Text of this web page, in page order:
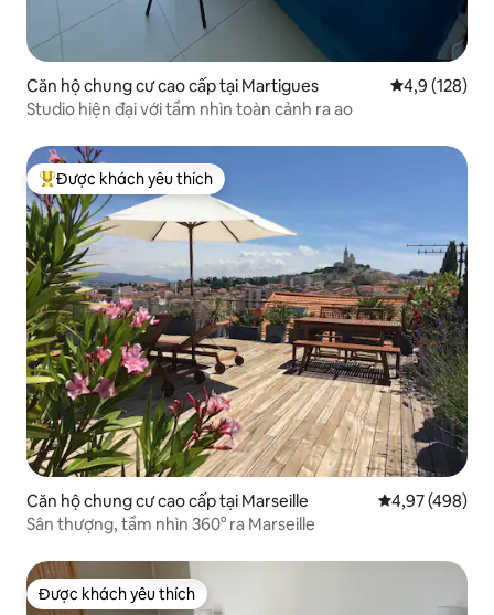
Căn hộ chung cư cao cấp tại Martigues Xếp hạng
4,9 (128)
Studio hiện đại với tầm nhìn toàn cảnh ra ao
Được khách yêu thích nhất
Được khách yêu thích
Căn hộ chung cư cao cấp tại Marseille Xếp hạng
4,97 (498)
Sân thượng, tầm nhìn 360° ra Marseille
Được khách yêu thích
Được khách yêu thích